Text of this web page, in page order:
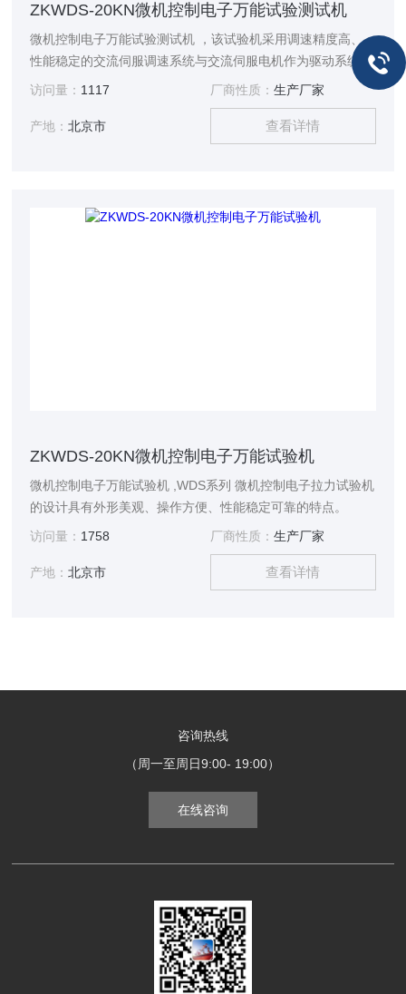
ZKWDS-20KN微机控制电子万能试验测试机
微机控制电子万能试验测试机 ，该试验机采用调速精度高、
性能稳定的交流伺服调速系统与交流伺服电机作为驱动系统
访问量： 1117 厂商性质： 生产厂家
产地：北京市 查看详情
ZKWDS-20KN微机控制电子万能试验机
微机控制电子万能试验机 ,WDS系列 微机控制电子拉力试验机
的设计具有外形美观、操作方便、性能稳定可靠的特点。
访问量： 1758 厂商性质： 生产厂家
产地：北京市 查看详情
咨询热线
（周一至周日9:00- 19:00）
在线咨询